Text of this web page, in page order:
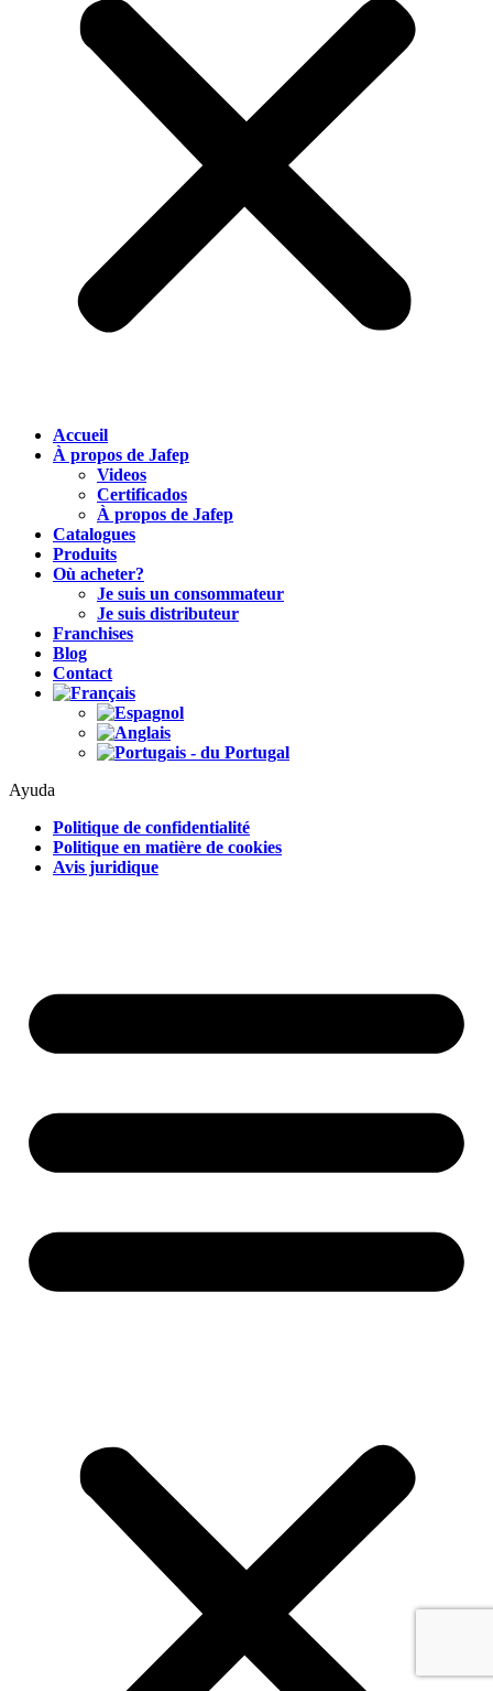
Accueil
À propos de Jafep
Videos
Certificados
À propos de Jafep
Catalogues
Produits
Où acheter?
Je suis un consommateur
Je suis distributeur
Franchises
Blog
Contact
Ayuda
Politique de confidentialité
Politique en matière de cookies
Avis juridique